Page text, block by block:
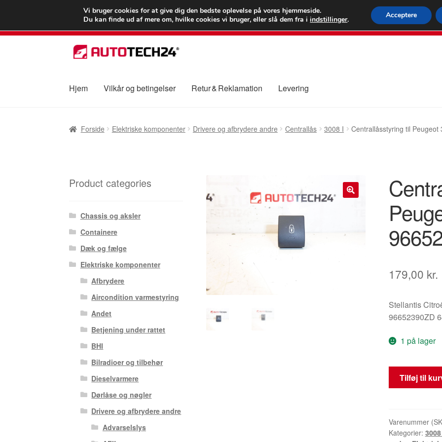
LEVERING fra 55 kr.
FEDEX
80 82
Spring
til
Spring
til
Hjem Vilkår og betingelser Retur & Reklamation Levering
Forside Elektriske komponenter Drivere og afbrydere andre Centrallås 3008 I Centrallåsstyring til
179,00 kr.
Stellantis
96652390ZD
1 på lager
Centrallåsstyring
og
5008
Tilføj til
Varenummer
Kategorier:
Product categories
Chassis og aksler
Containere
Dæk og fælge
Elektriske komponenter
Afbrydere
Aircondition varmestyring
Andet
Betjening under rattet
BHI
Bilradioer og tilbehør
Dieselvarmere
Dørlåse og nøgler
Drivere og afbrydere andre
Advarselslys
Vi bruger cookies for at give dig den bedste oplevelse på vores hjemmeside.
Du kan finde ud af mere om, hvilke cookies vi bruger, eller slå dem fra iindstillinger. Acceptere